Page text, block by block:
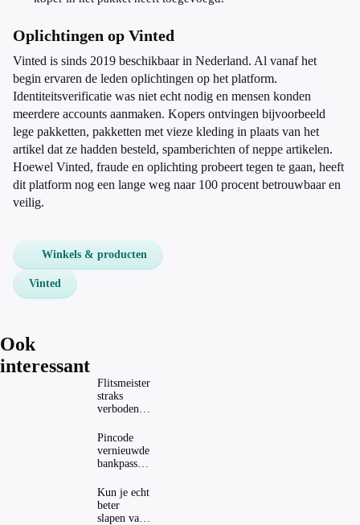
Oplichtingen op Vinted
Vinted is sinds 2019 beschikbaar in Nederland. Al vanaf het
begin ervaren de leden oplichtingen op het platform.
Identiteitsverificatie was niet echt nodig en mensen konden
meerdere accounts aanmaken. Kopers ontvingen bijvoorbeeld
lege pakketten, pakketten met vieze kleding in plaats van het
artikel dat ze hadden besteld, spamberichten of neppe artikelen.
Hoewel Vinted, fraude en oplichting probeert tegen te gaan, heeft
dit platform nog een lange weg naar 100 procent betrouwbaar en
veilig.
Winkels & producten
Vinted
Ook
interessant
Flitsmeister
straks
verboden?
regels in
Nederland
en het
buitenland
Pincode
vernieuwde
bankpassen
ING-app:
is dat wel
veilig?
Kun je echt
beter
slapen van